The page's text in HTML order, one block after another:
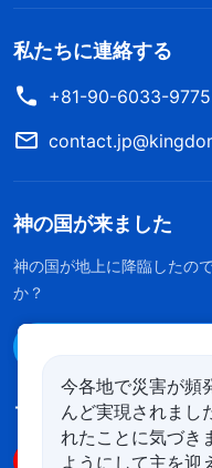
私たちに連絡する
+81-90-6033-9775
神の国が来ました
神の国が地上に降臨したの
か？
フォローする
今各地で災害が頻
んど実現されまし
れたことに気づき
ようにして主を迎